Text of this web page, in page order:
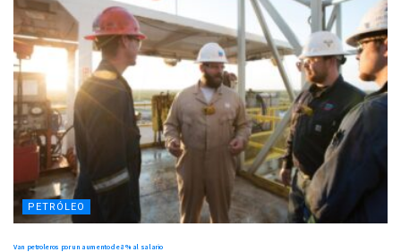
PETRÓLEO
Van petroleros por un aumento de 8 % al salario